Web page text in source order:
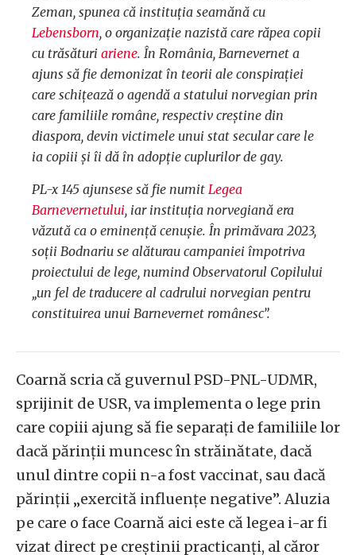
Zeman, spunea că instituția seamănă cu
Lebensborn, o organizație nazistă care răpea copii
cu trăsături ariene. În România, Barnevernet a
ajuns să fie demonizat în teorii ale conspirației
care schițează o agendă a statului norvegian prin
care familiile române, respectiv creștine din
diaspora, devin victimele unui stat secular care le
ia copiii și îi dă în adopție cuplurilor de gay.
PL-x 145 ajunsese să fie numit Legea
Barnevernetului, iar instituția norvegiană era
văzută ca o eminență cenușie. În primăvara 2023,
soții Bodnariu se alăturau campaniei împotriva
proiectului de lege, numind Observatorul Copilului
„un fel de traducere al cadrului norvegian pentru
constituirea unui Barnevernet românesc”.
Coarnă scria că guvernul PSD-PNL-UDMR,
sprijinit de USR, va implementa o lege prin
care copiii ajung să fie separați de familiile lor
dacă părinții muncesc în străinătate, dacă
unul dintre copii n-a fost vaccinat, sau dacă
părinții „exercită influențe negative”. Aluzia
pe care o face Coarnă aici este că legea i-ar fi
vizat direct pe creștinii practicanți, al căror